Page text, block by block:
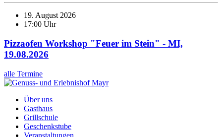
19. August 2026
17:00 Uhr
Pizzaofen Workshop "Feuer im Stein" - MI,
19.08.2026
alle Termine
Über uns
Gasthaus
Grillschule
Geschenkstube
Veranstaltungen